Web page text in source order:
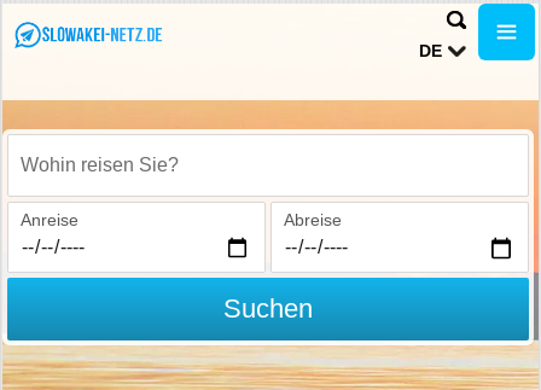
DE
Wohin reisen Sie?
Anreise Abreise
Suchen